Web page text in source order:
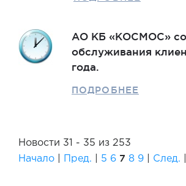
АО КБ «КОСМОС»
обслуживания
года.
ПОДРОБНЕЕ
Новости 31 - 35 из 253
Начало
Пред. 5 6 7 8 9 След.